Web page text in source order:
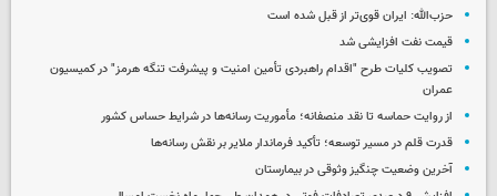
حزب‌الله: ایران قوی‌تر از قبل شده است
قیمت نفت افزایشی شد
تصویب کلیات طرح "اقدام راهبردی تأمین امنیت و پیشرفت تنگه هرمز" در کمیسیون
عمران
از روایت حماسه تا نقد منصفانه؛ مأموریت رسانه‌ها در شرایط حساس کشور
قدرت قلم در مسیر توسعه؛ تأکید فرماندار ملایر بر نقش رسانه‌ها
آخرین وضعیت چنگیز وثوقی در بیمارستان